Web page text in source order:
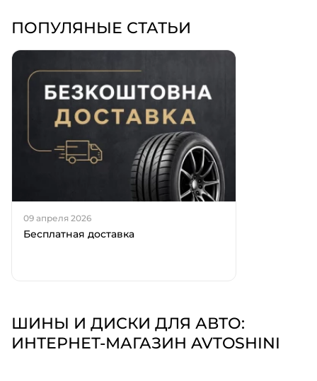
ПОПУЛЯНЫЕ СТАТЬИ
09 апреля 2026
Бесплатная доставка
ШИНЫ И ДИСКИ ДЛЯ АВТО:
ИНТЕРНЕТ-МАГАЗИН AVTOSHINI